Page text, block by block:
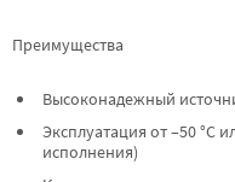
Преимущества
Высоконадежный
Эксплуатация от –50 °C
исполнения)